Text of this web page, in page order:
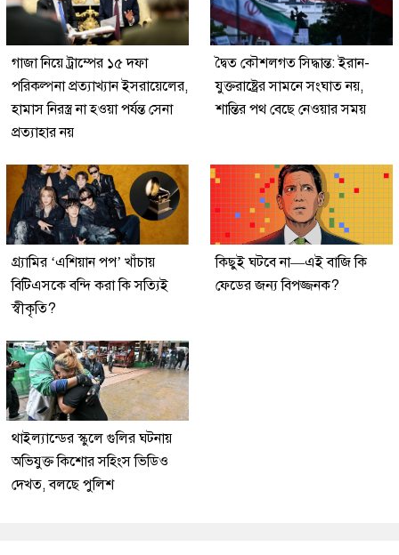
গাজা নিয়ে ট্রাম্পের ১৫ দফা
পরিকল্পনা প্রত্যাখ্যান ইসরায়েলের,
হামাস নিরস্ত্র না হওয়া পর্যন্ত সেনা
প্রত্যাহার নয়
দ্বৈত কৌশলগত সিদ্ধান্ত: ইরান-
যুক্তরাষ্ট্রের সামনে সংঘাত নয়,
শান্তির পথ বেছে নেওয়ার সময়
গ্র্যামির ‘এশিয়ান পপ’ খাঁচায়
বিটিএসকে বন্দি করা কি সত্যিই
স্বীকৃতি?
কিছুই ঘটবে না—এই বাজি কি
ফেডের জন্য বিপজ্জনক?
থাইল্যান্ডের স্কুলে গুলির ঘটনায়
অভিযুক্ত কিশোর সহিংস ভিডিও
দেখত, বলছে পুলিশ